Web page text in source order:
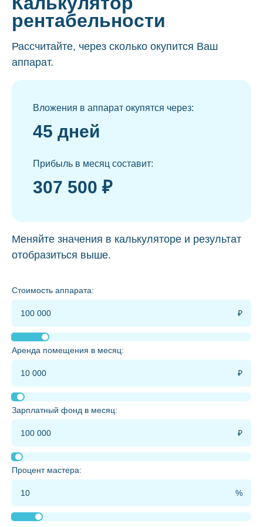
Стоимость аппарата:
Аренда помещения в месяц:
Зарплатный фонд в месяц:
Процент мастера:
рентабельности
Рассчитайте, через сколько окупится Ваш
аппарат.
Вложения в аппарат окупятся через:
45 дней
Прибыль в месяц составит:
307 500 ₽
Меняйте значения в калькуляторе и результат
отобразиться выше.